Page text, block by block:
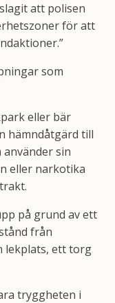
att polisen
för att
som
eller bär
hämndåtgärd till
sin
eller narkotika
på grund av ett
från
lekplats, ett torg
tryggheten i